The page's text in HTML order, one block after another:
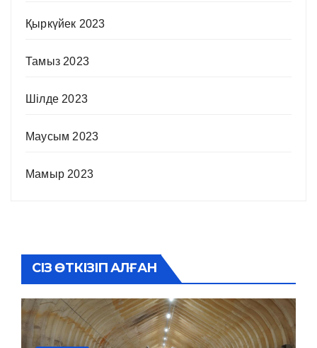
Қыркүйек 2023
Тамыз 2023
Шілде 2023
Маусым 2023
Мамыр 2023
СІЗ ӨТКІЗІП АЛҒАН